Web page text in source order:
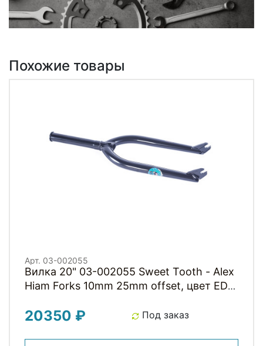
Похожие товары
Арт. 03-002055
Вилка 20" 03-002055 Sweet Tooth - Alex
Hiam Forks 10mm 25mm offset, цвет ED
20350 ₽ Под заказ